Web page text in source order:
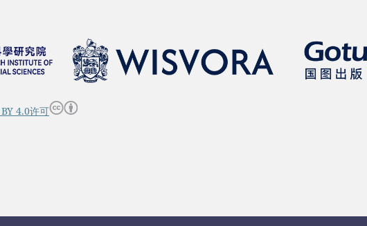
4.0许可